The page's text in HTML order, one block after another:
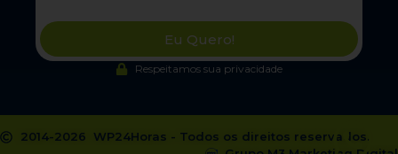
Eu Quero!
Respeitamos sua privacidade
2014-2026 WP24Horas - Todos os direitos reservados.